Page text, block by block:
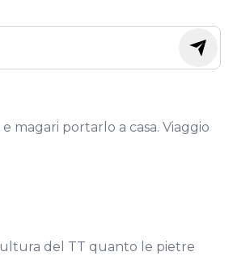
magari portarlo a casa. Viaggio
del TT quanto le pietre